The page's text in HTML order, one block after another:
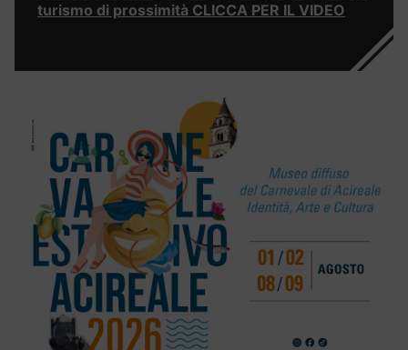
turismo di prossimità CLICCA PER IL VIDEO